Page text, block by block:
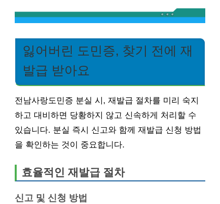
잃어버린 도민증, 찾기 전에 재
발급 받아요
전남사랑도민증 분실 시, 재발급 절차를 미리 숙지
하고 대비하면 당황하지 않고 신속하게 처리할 수
있습니다. 분실 즉시 신고와 함께 재발급 신청 방법
을 확인하는 것이 중요합니다.
효율적인 재발급 절차
신고 및 신청 방법